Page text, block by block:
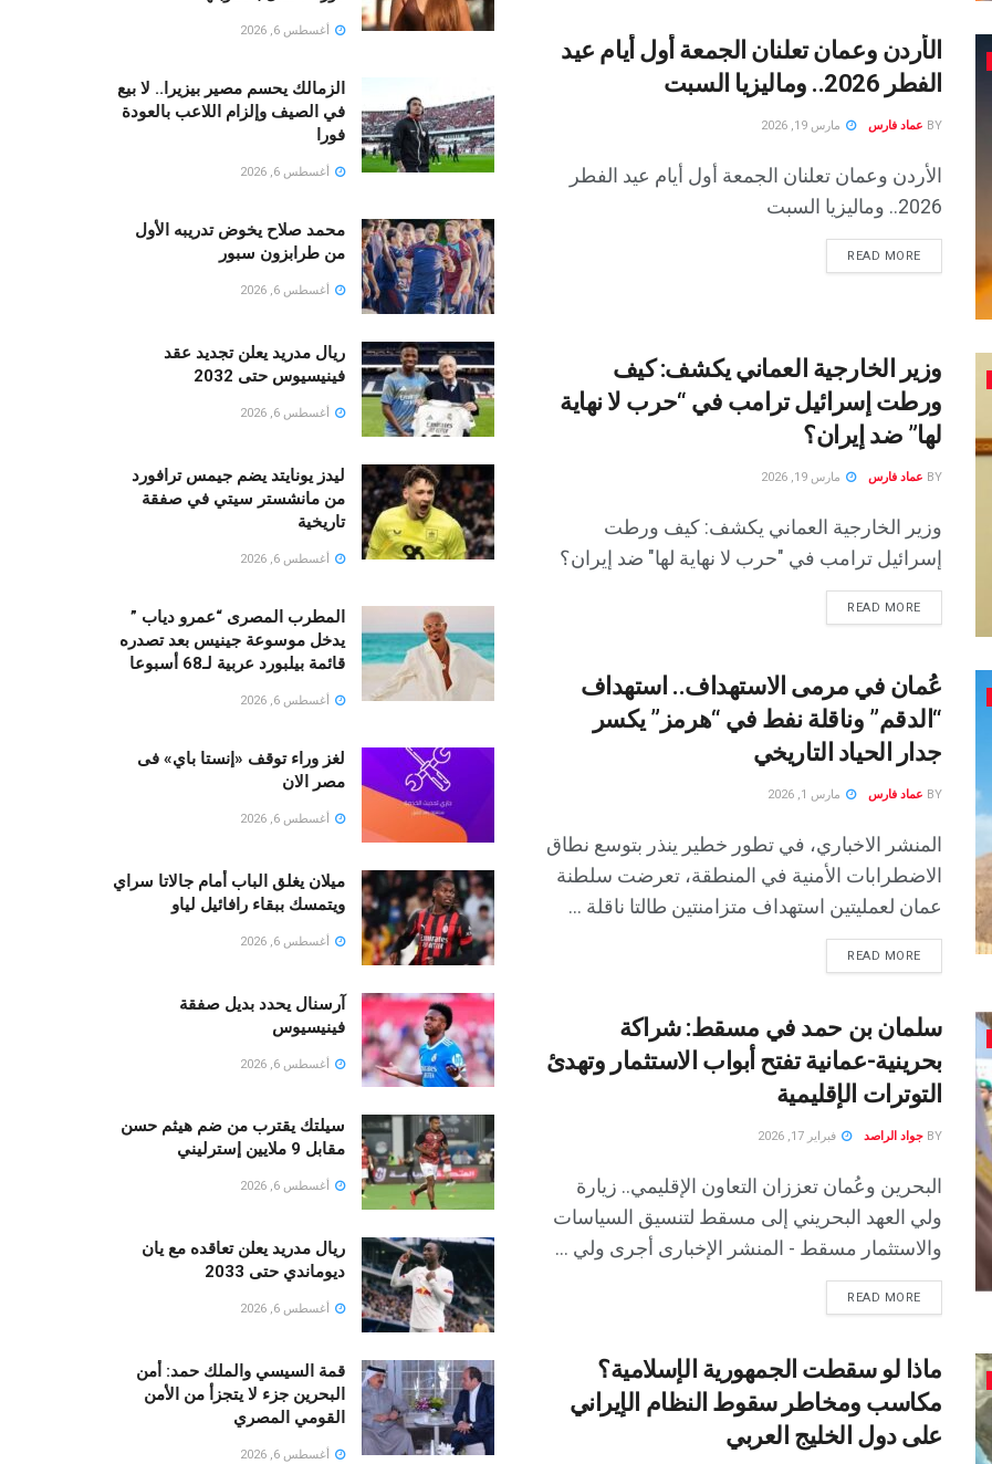
الأردن وعمان تعلنان الجمعة أول أيام عيد
الفطر 2026.. وماليزيا السبت
BY عماد فارس مارس 19, 2026
الأردن وعمان تعلنان الجمعة أول أيام عيد الفطر
2026.. وماليزيا السبت
READ MORE
وزير الخارجية العماني يكشف: كيف
ورطت إسرائيل ترامب في “حرب لا نهاية
لها” ضد إيران؟
BY عماد فارس مارس 19, 2026
وزير الخارجية العماني يكشف: كيف ورطت
إسرائيل ترامب في "حرب لا نهاية لها" ضد إيران؟
READ MORE
عُمان في مرمى الاستهداف.. استهداف
“الدقم” وناقلة نفط في “هرمز” يكسر
جدار الحياد التاريخي
BY عماد فارس مارس 1, 2026
المنشر الاخباري، في تطور خطير ينذر بتوسع نطاق
الاضطرابات الأمنية في المنطقة، تعرضت سلطنة
عمان لعمليتين استهداف متزامنتين طالتا ناقلة ...
READ MORE
سلمان بن حمد في مسقط: شراكة
بحرينية-عمانية تفتح أبواب الاستثمار وتهدئ
التوترات الإقليمية
BY جواد الراصد فبراير 17, 2026
البحرين وعُمان تعززان التعاون الإقليمي.. زيارة
ولي العهد البحريني إلى مسقط لتنسيق السياسات
والاستثمار مسقط - المنشر الإخبارى أجرى ولي ...
READ MORE
ماذا لو سقطت الجمهورية الإسلامية؟
مكاسب ومخاطر سقوط النظام الإيراني
على دول الخليج العربي
أغسطس 6, 2026
الزمالك يحسم مصير بيزيرا.. لا بيع
في الصيف وإلزام اللاعب بالعودة
فورا
أغسطس 6, 2026
محمد صلاح يخوض تدريبه الأول
من طرابزون سبور
أغسطس 6, 2026
ريال مدريد يعلن تجديد عقد
فينيسيوس حتى 2032
أغسطس 6, 2026
ليدز يونايتد يضم جيمس ترافورد
من مانشستر سيتي في صفقة
تاريخية
أغسطس 6, 2026
المطرب المصرى “عمرو دياب ”
يدخل موسوعة جينيس بعد تصدره
قائمة بيلبورد عربية لـ68 أسبوعا
أغسطس 6, 2026
لغز وراء توقف «إنستا باي» فى
مصر الان
أغسطس 6, 2026
ميلان يغلق الباب أمام جالاتا سراي
ويتمسك ببقاء رافائيل لياو
أغسطس 6, 2026
آرسنال يحدد بديل صفقة
فينيسيوس
أغسطس 6, 2026
سيلتك يقترب من ضم هيثم حسن
مقابل 9 ملايين إسترليني
أغسطس 6, 2026
ريال مدريد يعلن تعاقده مع يان
ديوماندي حتى 2033
أغسطس 6, 2026
قمة السيسي والملك حمد: أمن
البحرين جزء لا يتجزأ من الأمن
القومي المصري
أغسطس 6, 2026